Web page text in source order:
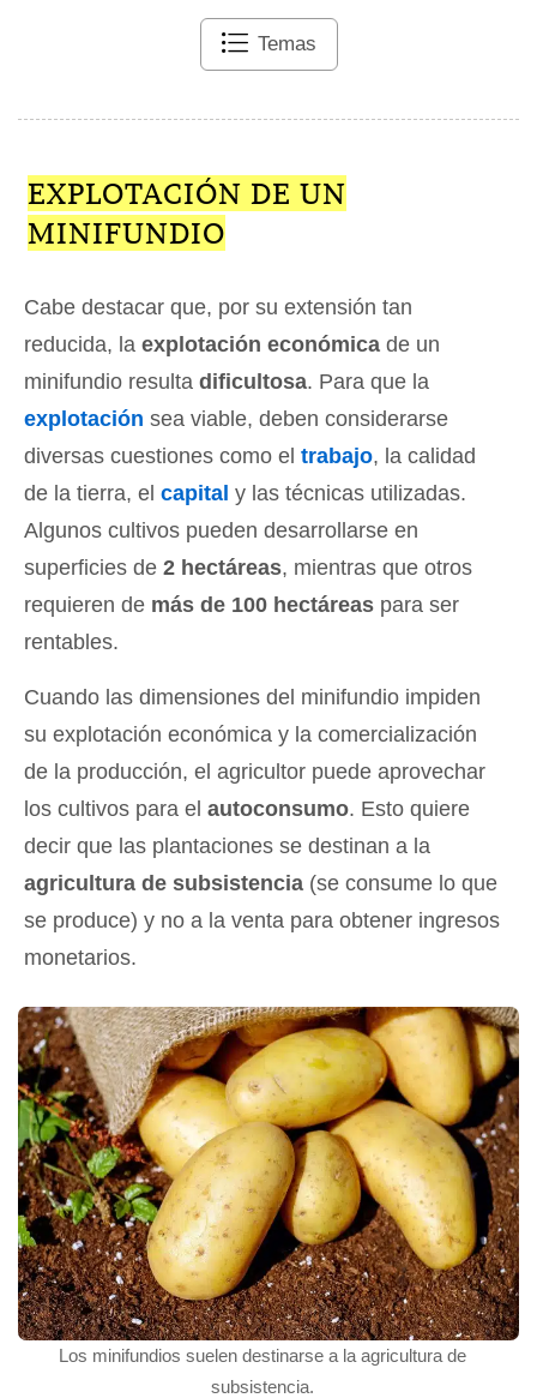
Temas
EXPLOTACIÓN DE UN
MINIFUNDIO
Cabe destacar que, por su extensión tan
reducida, la explotación económica de un
minifundio resulta dificultosa. Para que la
explotación sea viable, deben considerarse
diversas cuestiones como el trabajo, la calidad
de la tierra, el capital y las técnicas utilizadas.
Algunos cultivos pueden desarrollarse en
superficies de 2 hectáreas, mientras que otros
requieren de más de 100 hectáreas para ser
rentables.
Cuando las dimensiones del minifundio impiden
su explotación económica y la comercialización
de la producción, el agricultor puede aprovechar
los cultivos para el autoconsumo. Esto quiere
decir que las plantaciones se destinan a la
agricultura de subsistencia (se consume lo que
se produce) y no a la venta para obtener ingresos
monetarios.
Los minifundios suelen destinarse a la agricultura de
subsistencia.